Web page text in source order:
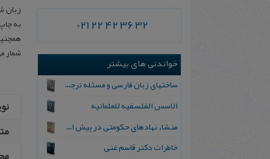
به
شمار
021 22 42 36 32
خواندنی های بیشتر
ساختهای زبان فارسی و مسئله ترجمه قرآن
الاسس الفلسفیه للعلمانیه
منشاء نهادهای حکومتی در پیش از تاریخ فارس
خاطرات‌ دکتر قاسم‌ غنی